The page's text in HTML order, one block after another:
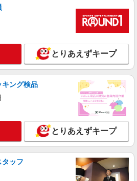
(ガソリン代含む)＞
ップを全面サポート／小規模デイ
資格支援制度あり
1500円〜2125円 ＜日払い有/週払い有/交
市 足利市駅
詳細を見る
とりあえずキープ
キング検品
とりあえずキープ
タッフ